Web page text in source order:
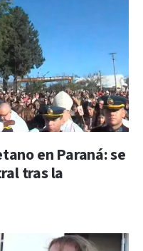
en Paraná: se
tras la